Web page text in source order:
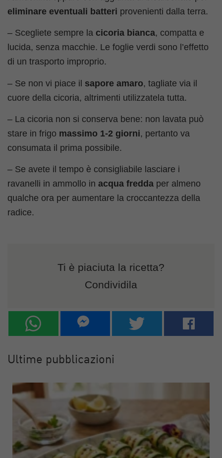
eliminare eventuali batteri provenienti dalla terra.
– Scegliete sempre la cicoria bianca, compatta e
lucida, senza macchie. Le foglie verdi sono l’effetto
di un trasporto improprio.
– Se non vi piace il sapore amaro, tagliate via il
cuore della cicoria, altrimenti utilizzatela tutta.
– La cicoria non si conserva bene: non lavata può
stare in frigo massimo 1-2 giorni, pertanto va
consumata il prima possibile.
– Se avete il tempo è consigliabile lasciare i
ravanelli in ammollo in acqua fredda per almeno
qualche ora per aumentare la croccantezza della
radice.
Ti è piaciuta la ricetta?
Condividila
Ultime pubblicazioni